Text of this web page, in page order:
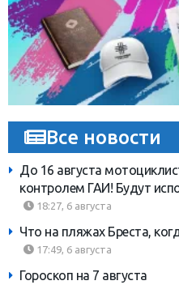
Все новости
До 16 августа
контролем ГАИ! Будут
18:27, 6 августа
Что на пляжах Бреста,
17:49, 6 августа
Гороскоп на 7 августа